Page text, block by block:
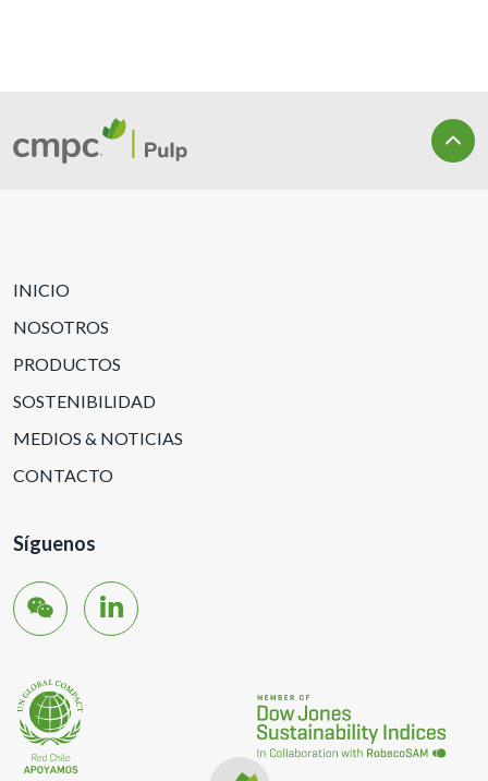
INICIO
NOSOTROS
PRODUCTOS
SOSTENIBILIDAD
MEDIOS & NOTICIAS
CONTACTO
Síguenos